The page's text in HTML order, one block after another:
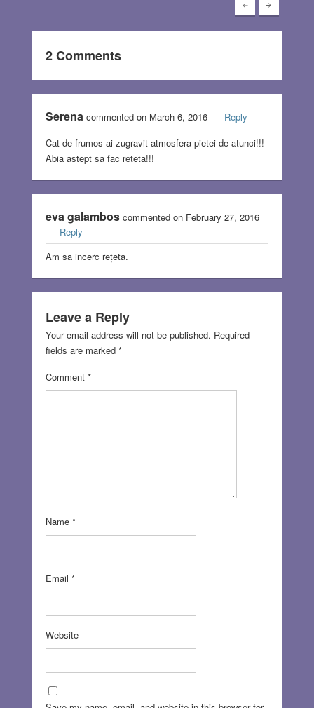
2 Comments
Serenacommented on March 6, 2016
Reply
Cat de frumos ai zugravit atmosfera pietei de atunci!!!
Abia astept sa fac reteta!!!
eva galamboscommented on February 27, 2016
Reply
Am sa incerc rețeta.
Leave a Reply
Your email address will not be published. Required
fields are marked *
Comment *
Name *
Email *
Website